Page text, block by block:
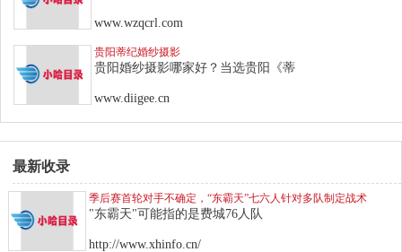
www.wzqcrl.com
贵阳蒂纪婚纱摄影
贵阳婚纱摄影哪家好？当选贵阳《蒂
www.diigee.cn
最新收录
季后赛首轮对手不确定，“东霸天”七六人针对多队制定战术
"东霸天"可能指的是费城76人队
http://www.xhinfo.cn/